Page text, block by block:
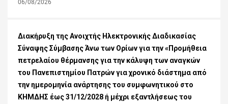
06/08/2026
Διακήρυξη της Ανοιχτής Ηλεκτρονικής Διαδικασίας
Σύναψης Σύμβασης Άνω των Ορίων για την «Προμήθεια
πετρελαίου θέρμανσης για την κάλυψη των αναγκών
του Πανεπιστημίου Πατρών για χρονικό διάστημα από
την ημερομηνία ανάρτησης του συμφωνητικού στο
ΚΗΜΔΗΣ έως 31/12/2028 ή μέχρι εξαντλήσεως του